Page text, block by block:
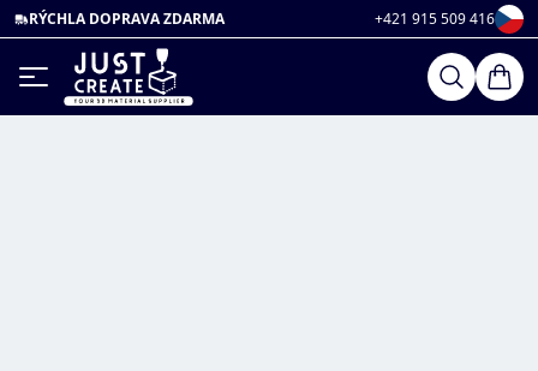
RÝCHLA DOPRAVA ZDARMA +421 915 509 416